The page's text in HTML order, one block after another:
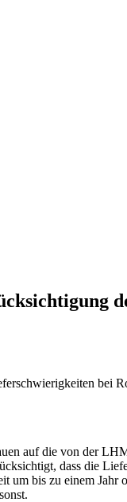
bei
auf die von der
dass die
um bis zu einem